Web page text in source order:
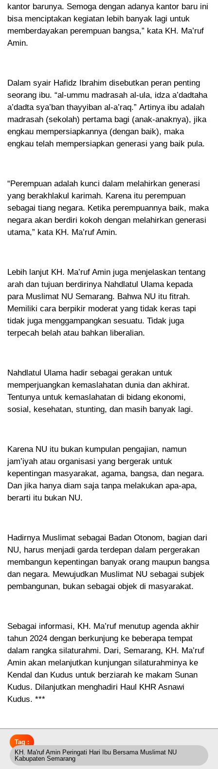
kantor barunya. Semoga dengan adanya kantor baru ini
bisa menciptakan kegiatan lebih banyak lagi untuk
memberdayakan perempuan bangsa,” kata KH. Ma’ruf
Amin.
Dalam syair Hafidz Ibrahim disebutkan peran penting
seorang ibu. “al-ummu madrasah al-ula, idza a’dadtaha
a’dadta sya’ban thayyiban al-a’raq.” Artinya ibu adalah
madrasah (sekolah) pertama bagi (anak-anaknya), jika
engkau mempersiapkannya (dengan baik), maka
engkau telah mempersiapkan generasi yang baik pula.
“Perempuan adalah kunci dalam melahirkan generasi
yang berakhlakul karimah. Karena itu perempuan
sebagai tiang negara. Ketika perempuannya baik, maka
negara akan berdiri kokoh dengan melahirkan generasi
utama,” kata KH. Ma’ruf Amin.
Lebih lanjut KH. Ma’ruf Amin juga menjelaskan tentang
arah dan tujuan berdirinya Nahdlatul Ulama kepada
para Muslimat NU Semarang. Bahwa NU itu fitrah.
Memiliki cara berpikir moderat yang tidak keras tapi
tidak juga menggampangkan sesuatu. Tidak juga
terpecah belah atau bahkan liberalian.
Nahdlatul Ulama hadir sebagai gerakan untuk
memperjuangkan kemaslahatan dunia dan akhirat.
Tentunya untuk kemaslahatan di bidang ekonomi,
sosial, kesehatan, stunting, dan masih banyak lagi.
Karena NU itu bukan kumpulan pengajian, namun
jam’iyah atau organisasi yang bergerak untuk
kepentingan masyarakat, agama, bangsa, dan negara.
Dan jika hanya diam saja tanpa melakukan apa-apa,
berarti itu bukan NU.
Hadirnya Muslimat sebagai Badan Otonom, bagian dari
NU, harus menjadi garda terdepan dalam pergerakan
membangun kepentingan banyak orang maupun bangsa
dan negara. Mewujudkan Muslimat NU sebagai subjek
pembangunan, bukan sebagai objek di masyarakat.
Sebagai informasi, KH. Ma’ruf menutup agenda akhir
tahun 2024 dengan berkunjung ke beberapa tempat
dalam rangka silaturahmi. Dari, Semarang, KH. Ma’ruf
Amin akan melanjutkan kunjungan silaturahminya ke
Kendal dan Kudus untuk berziarah ke makam Sunan
Kudus. Dilanjutkan menghadiri Haul KHR Asnawi
Kudus. ***
Tag :
KH. Ma'ruf Amin Peringati Hari Ibu Bersama Muslimat NU
Kabupaten Semarang